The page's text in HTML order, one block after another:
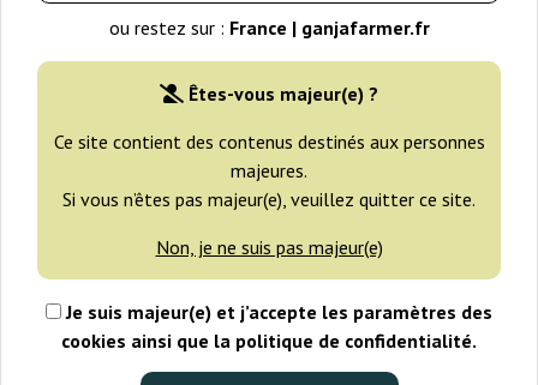
ou restez sur : France | ganjafarmer.fr
Êtes-vous majeur(e) ?
Ce site contient des contenus destinés aux personnes
majeures.
Si vous n’êtes pas majeur(e), veuillez quitter ce site.
Non, je ne suis pas majeur(e)
Je suis majeur(e) et j’accepte les paramètres des
cookies ainsi que la politique de confidentialité.